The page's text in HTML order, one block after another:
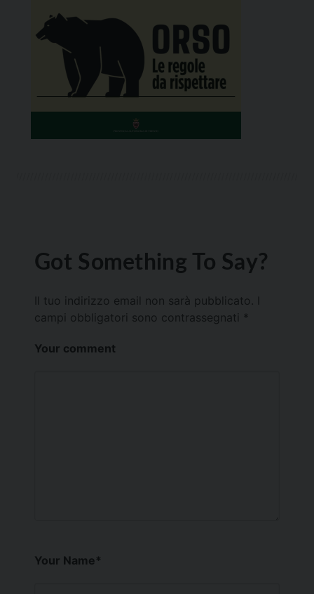
Got Something To Say?
Il tuo indirizzo email non sarà pubblicato.
campi obbligatori sono contrassegnati *
Your comment
Your Name*